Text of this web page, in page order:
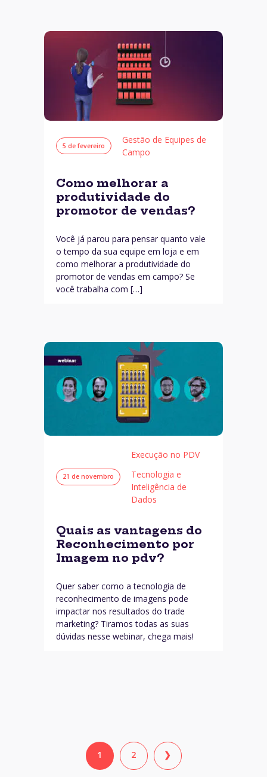
5 de fevereiro
Gestão de Equipes de
Campo
Como melhorar a
produtividade do
promotor de vendas?
Você já parou para pensar quanto vale
o tempo da sua equipe em loja e em
como melhorar a produtividade do
promotor de vendas em campo? Se
você trabalha com […]
21 de novembro
Execução no PDV
Tecnologia e
Inteligência de
Dados
Quais as vantagens do
Reconhecimento por
Imagem no pdv?
Quer saber como a tecnologia de
reconhecimento de imagens pode
impactar nos resultados do trade
marketing? Tiramos todas as suas
dúvidas nesse webinar, chega mais!
1 2 ❯